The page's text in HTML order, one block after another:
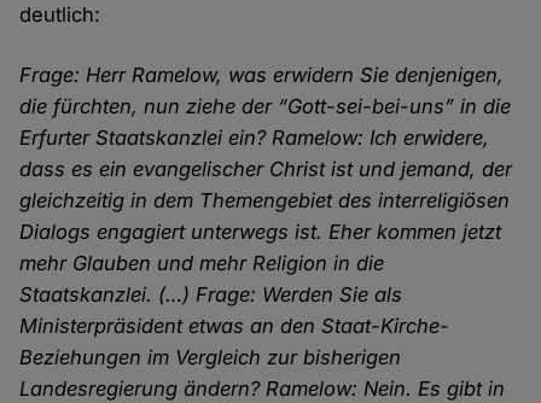
deutlich:
Frage: Herr Ramelow, was erwidern Sie denjenigen,
die fürchten, nun ziehe der “Gott-sei-bei-uns” in die
Erfurter Staatskanzlei ein? Ramelow: Ich erwidere,
dass es ein evangelischer Christ ist und jemand, der
gleichzeitig in dem Themengebiet des interreligiösen
Dialogs engagiert unterwegs ist. Eher kommen jetzt
mehr Glauben und mehr Religion in die
Staatskanzlei. (…) Frage: Werden Sie als
Ministerpräsident etwas an den Staat-Kirche-
Beziehungen im Vergleich zur bisherigen
Landesregierung ändern? Ramelow: Nein. Es gibt in